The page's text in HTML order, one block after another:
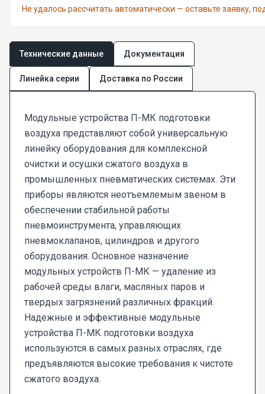
Не удалось рассчитать автоматически — оставьте заявку,
Технические данные Документация
Линейка серии Доставка по России
Модульные устройства П-МК подготовки
воздуха представляют собой универсальную
линейку оборудования для комплексной
очистки и осушки сжатого воздуха в
промышленных пневматических системах. Эти
приборы являются неотъемлемым звеном в
обеспечении стабильной работы
пневмоинструмента, управляющих
пневмоклапанов, цилиндров и другого
оборудования. Основное назначение
модульных устройств П-МК — удаление из
рабочей среды влаги, масляных паров и
твердых загрязнений различных фракций.
Надежные и эффективные модульные
устройства П-МК подготовки воздуха
используются в самых разных отраслях, где
предъявляются высокие требования к чистоте
сжатого воздуха.